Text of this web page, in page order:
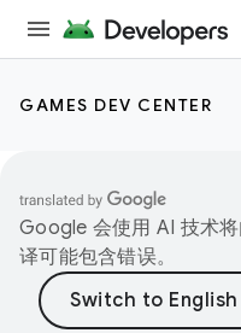
GAMES DEV CENTER
Google 会使用 AI 技术
译可能包含错误。